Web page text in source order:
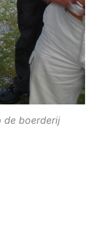
de boerderij